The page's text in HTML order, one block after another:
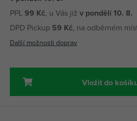
PPL99 Kč, u Vás již v pondělí 10. 8.
DPD Pickup 59 Kč, na odběrném
Další možnosti doprav
Vložit do